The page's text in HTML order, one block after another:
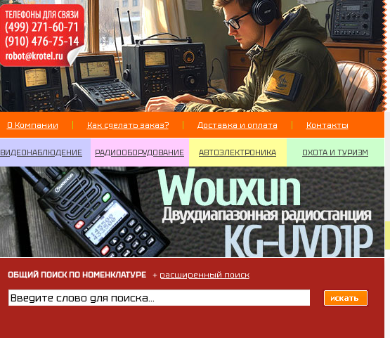
О Компании Как сделать заказ? Доставка и оплата Контакты
ВИДЕОНАБЛЮДЕНИЕ РАДИООБОРУДОВАНИЕ АВТОЭЛЕКТРОНИКА ОХОТА И ТУРИЗМ
ОБЩИЙ ПОИСК ПО НОМЕНКЛАТУРЕ+ расширенный поиск